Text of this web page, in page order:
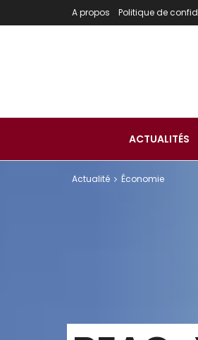
A propos Politique de
ACTUALITÉS
Actualité Économie